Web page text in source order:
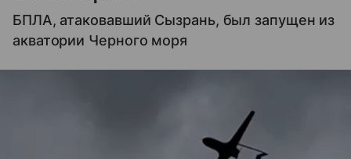
БПЛА, атаковавший Сызрань, был запущен из
акватории Черного моря